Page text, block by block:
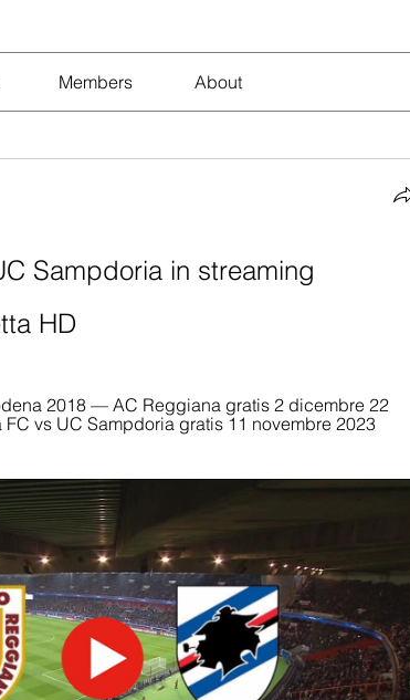
Members About
Sampdoria in streaming
HD
2018 — AC Reggiana gratis 2 dicembre 22
vs UC Sampdoria gratis 11 novembre 2023